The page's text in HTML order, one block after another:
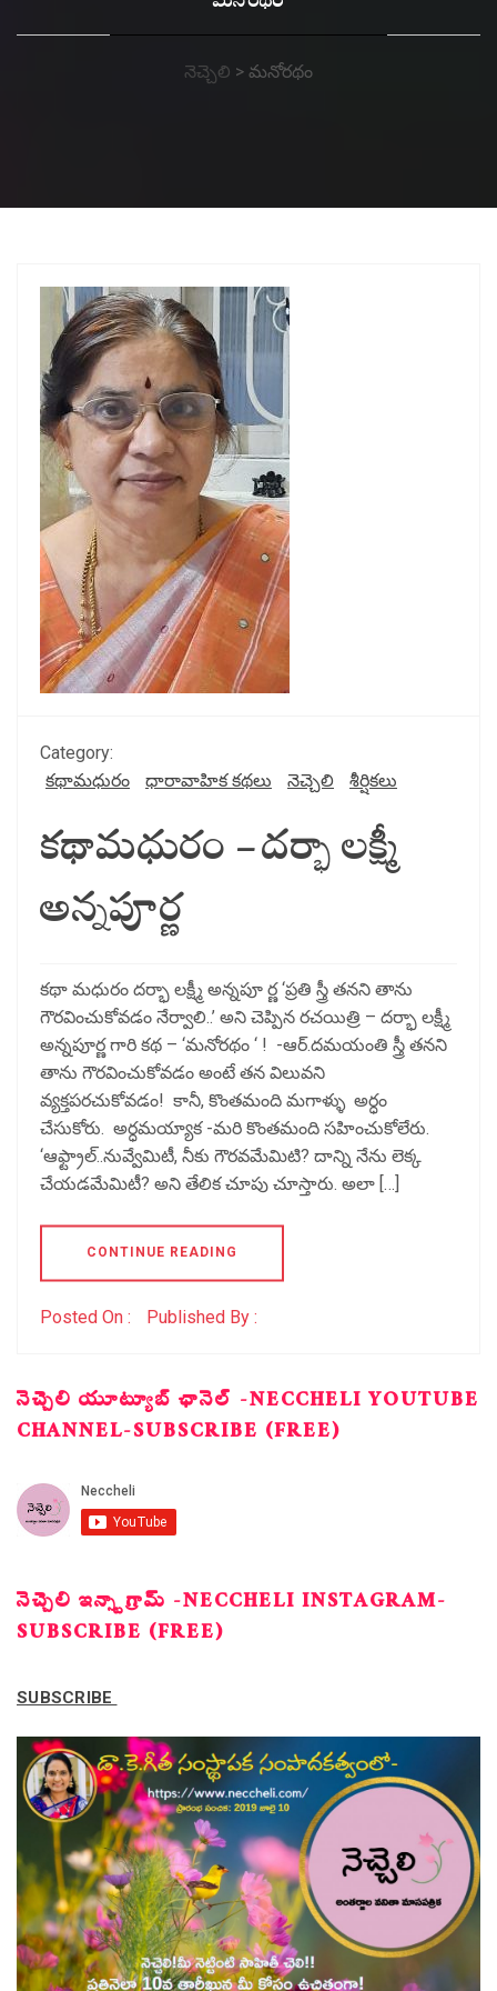
నెచ్చెలి > మనోరథం
Category:
కథామధురం
ధారావాహిక కథలు నెచ్చెలి శీర్షికలు
కథామధురం – దర్భా లక్ష్మీ
అన్నపూర్ణ
కథా మధురం దర్భా లక్ష్మీ అన్నపూ ర్ణ ‘ప్రతి స్త్రీ తనని తాను
గౌరవించుకోవడం నేర్వాలి..’ అని చెప్పిన రచయిత్రి – దర్భా లక్ష్మీ
అన్నపూర్ణ గారి కథ – ‘మనోరథం ‘ ! -ఆర్.దమయంతి స్త్రీ తనని
తాను గౌరవించుకోవడం అంటే తన విలువని
వ్యక్తపరచుకోవడం! కానీ, కొంతమంది మగాళ్ళు అర్ధం
చేసుకోరు. అర్ధమయ్యాక -మరి కొంతమంది సహించుకోలేరు.
‘ఆఫ్ట్రాల్..నువ్వేమిటీ, నీకు గౌరవమేమిటి? దాన్ని నేను లెక్క
చేయడమేమిటీ? అని తేలిక చూపు చూస్తారు. అలా […]
CONTINUE READING
Posted On : Published By :
నెచ్చెలి యూట్యూబ్ ఛానెల్ -NECCHELI YOUTUBE
CHANNEL-SUBSCRIBE (FREE)
నెచ్చెలి ఇన్స్టాగ్రామ్ -NECCHELI INSTAGRAM-
SUBSCRIBE (FREE)
SUBSCRIBE